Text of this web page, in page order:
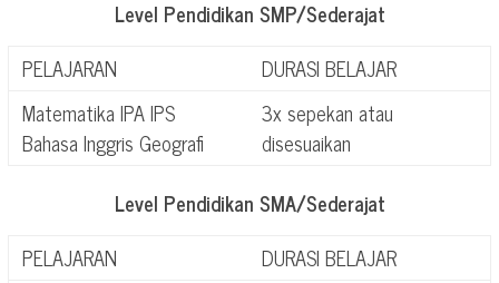
Level Pendidikan SMP/Sederajat
PELAJARAN
DURASI BELAJAR
Matematika IPA IPS
Bahasa Inggris Geografi
3x sepekan atau
disesuaikan
Level Pendidikan SMA/Sederajat
PELAJARAN
DURASI BELAJAR